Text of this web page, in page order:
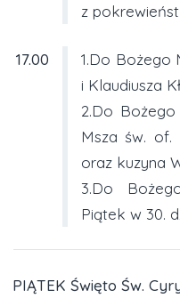
z
17.00
1.Do Bożego
i Klaudiusza
2.Do Bożego
Msza św.
oraz kuzyna
3.Do
Piątek w 30.
PIĄTEK Święto Św.